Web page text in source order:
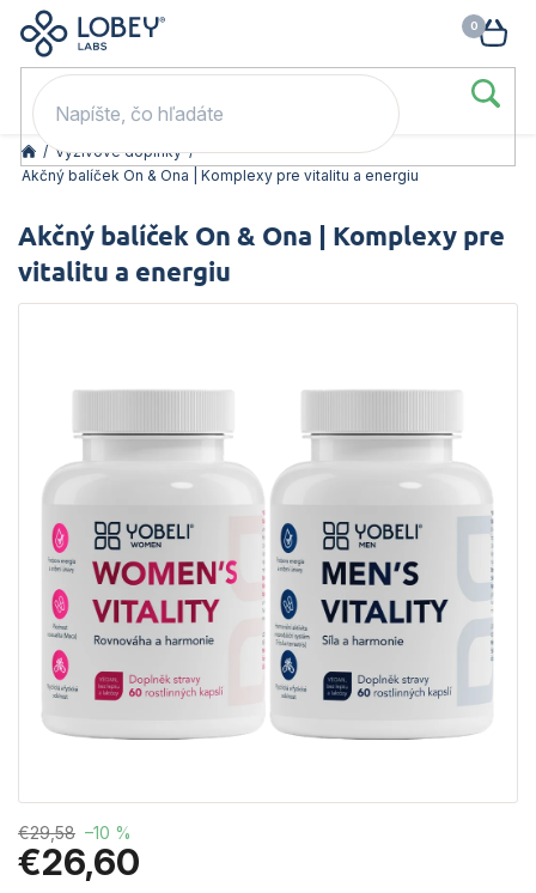
Prejsť
obsah
kódom LOB20 (nad 80 eur). 👉
/ Výživové doplnky /
Akčný balíček On & Ona | Komplexy pre vitalitu a energiu
Akčný balíček On & Ona | Komplexy pre
vitalitu a energiu
€29,58 –10 %
€26,60